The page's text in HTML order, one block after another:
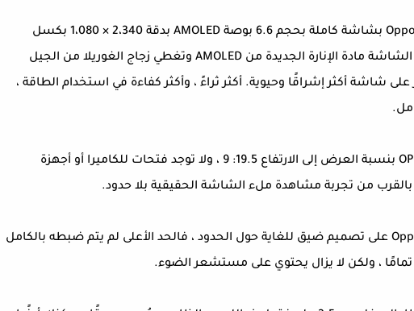
تم تزويد نسخة Oppo Reno 10X Zoom بشاشة كاملة بحجم 6.6 بوصة AMOLED بدقة 2،340 × 1،080 بكسل
ونسبة شاشة 93.1٪ ، وتستخدم الشاشة مادة الإنارة الجديدة من AMOLED وتغطي زجاج الغوريلا من الجيل
شاشة أكثر إشراقًا وحيوية. أكثر ثراءً ، وأكثر كفاءة في استخدام الطاقة ،
تتميز شاشة OPPO Reno 10x Zoom بنسبة العرض إلى الارتفاع 19.5: 9 ، ولا توجد فتحات للكاميرا أو أجهزة
من تجربة مشاهدة ملء الشاشة الحقيقية بلا حدود.
تحافظ نسخة Oppo Reno 10X Zoom على تصميم ضيق للغاية حول الحدود ، فالحد الأعلى لم يتم ضبطه بالكامل
تمامًا ، ولكن لا يزال يحتوي على مستشعر الضوء.